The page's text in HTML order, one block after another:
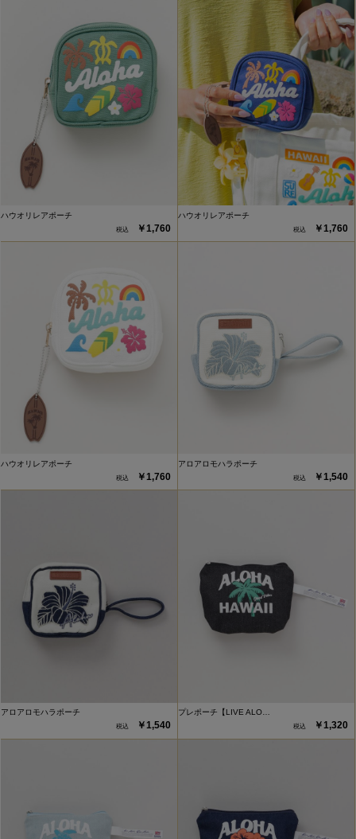
ハウオリレアポーチ
￥1,760
ハウオリレアポーチ
￥1,760
ハウオリレアポーチ
￥1,760
アロアロモハラポーチ
￥1,540
アロアロモハラポーチ
￥1,540
プレポーチ【LIVE ALO…
￥1,320